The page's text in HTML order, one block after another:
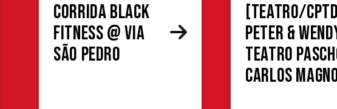
Corrida Black
Fitness @ Via
São Pedro
[TEATRO/
Peter &
Teatro
Carlos